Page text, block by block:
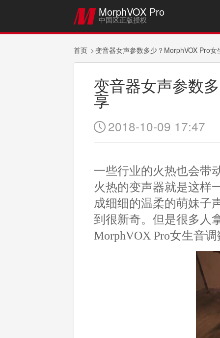
 MorphVOX Pro
中国区正版授权
首页 变音器女声参数多少？MorphVOX Pro女
变音器女声参数
享
 2018-10-09 17:47
一些行业的火热也会带
火热的变声器就是这样
成细细的温柔的萌妹子
到很新奇。但是很多人
MorphVOX Pro女生音